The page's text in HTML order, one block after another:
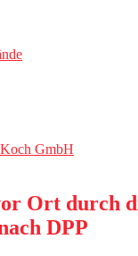
Ort durch
DPP